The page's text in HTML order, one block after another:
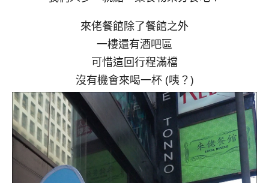
來佬餐館除了餐館之外
一樓還有酒吧區
可惜這回行程滿檔
沒有機會來喝一杯 (咦？)